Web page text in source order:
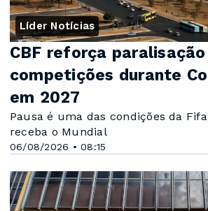
Líder Notícias
06/08/2026 • 08:15
CBF reforça
competições durante
em 2027
Pausa é uma das condições da
receba o Mundial